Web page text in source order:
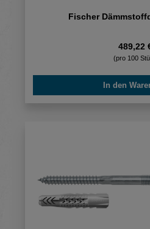
Fischer
489,22
(pro 100
In den